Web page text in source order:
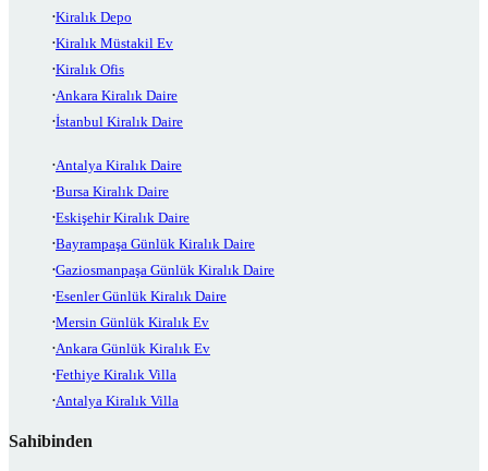
Kiralık Depo
Kiralık Müstakil Ev
Kiralık Ofis
Ankara Kiralık Daire
İstanbul Kiralık Daire
Antalya Kiralık Daire
Bursa Kiralık Daire
Eskişehir Kiralık Daire
Bayrampaşa Günlük Kiralık Daire
Gaziosmanpaşa Günlük Kiralık Daire
Esenler Günlük Kiralık Daire
Mersin Günlük Kiralık Ev
Ankara Günlük Kiralık Ev
Fethiye Kiralık Villa
Antalya Kiralık Villa
Sahibinden